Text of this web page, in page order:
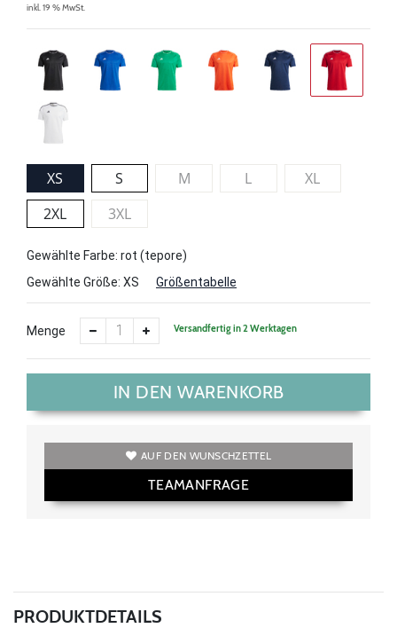
inkl. 19 % MwSt.
XS S M L
XL
2XL
3XL
Gewählte Farbe: rot (tepore)
Gewählte Größe: XS Größentabelle
Menge Versandfertig in 2 Werktagen
IN DEN WARENKORB
AUF DEN WUNSCHZETTEL
TEAMANFRAGE
PRODUKTDETAILS